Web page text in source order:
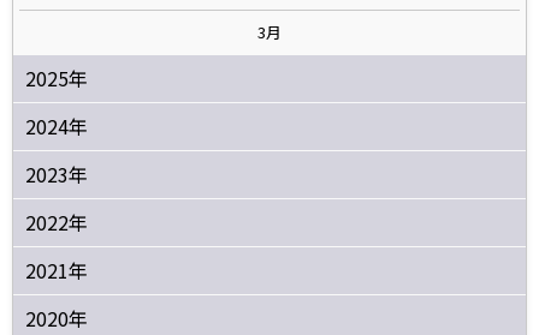
3月
2025年
2024年
2023年
2022年
2021年
2020年